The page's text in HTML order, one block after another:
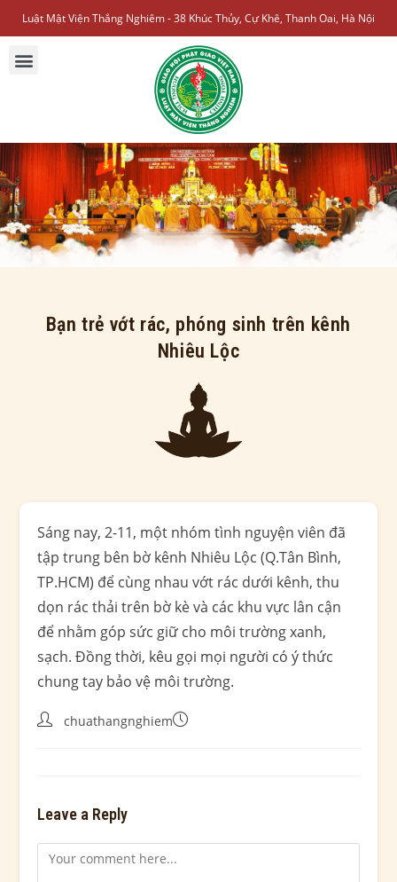
Luật Mật Viện Thắng Nghiêm - 38 Khúc Thủy, Cự Khê, Thanh Oai, Hà Nội
Bạn trẻ vớt rác, phóng sinh trên kênh
Nhiêu Lộc
Sáng nay, 2-11, một nhóm tình nguyện viên đã
tập trung bên bờ kênh Nhiêu Lộc (Q.Tân Bình,
TP.HCM) để cùng nhau vớt rác dưới kênh, thu
dọn rác thải trên bờ kè và các khu vực lân cận
để nhằm góp sức giữ cho môi trường xanh,
sạch. Đồng thời, kêu gọi mọi người có ý thức
chung tay bảo vệ môi trường.
chuathangnghiem
Leave a Reply